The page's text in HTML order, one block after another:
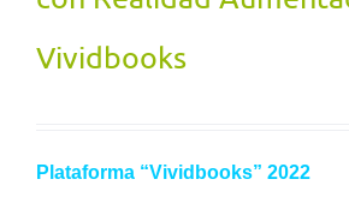
Vividbooks
Plataforma “Vividbooks” 2022